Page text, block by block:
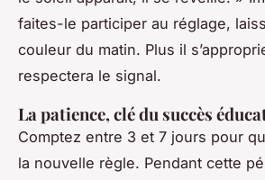
faites-le participer au réglage,
couleur du matin. Plus il
respectera le signal.
La patience, clé du succès
Comptez entre 3 et 7 jours pour
la nouvelle règle. Pendant cette